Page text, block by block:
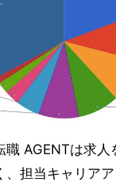
職 AGENTは求
、担当キャリア